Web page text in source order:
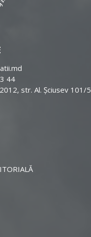
44
str. Al. Șciusev 101/5